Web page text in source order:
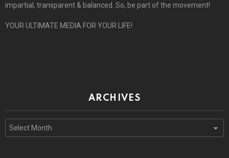
impartial, transparent & balanced. So, be part of the movement!
YOUR ULTIMATE MEDIA FOR YOUR LIFE!
ARCHIVES
Archives